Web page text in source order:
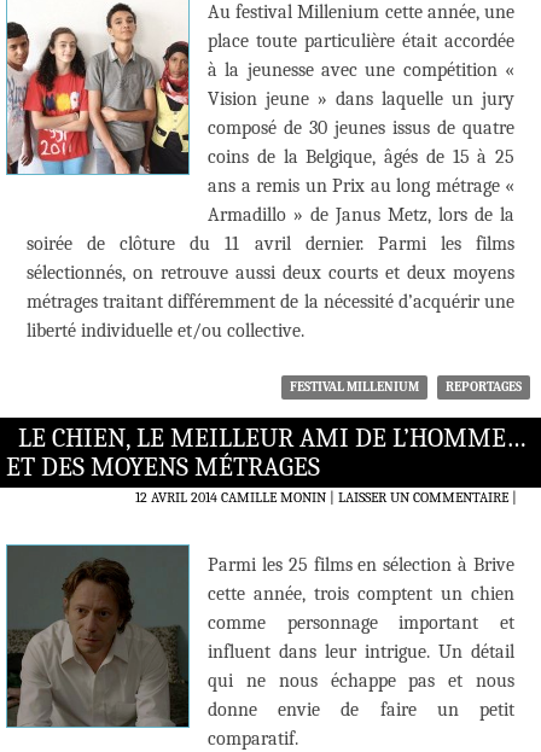
Au festival Millenium cette année, une
place toute particulière était accordée
à la jeunesse avec une compétition «
Vision jeune » dans laquelle un jury
composé de 30 jeunes issus de quatre
coins de la Belgique, âgés de 15 à 25
ans a remis un Prix au long métrage «
Armadillo » de Janus Metz, lors de la
soirée de clôture du 11 avril dernier. Parmi les films
sélectionnés, on retrouve aussi deux courts et deux moyens
métrages traitant différemment de la nécessité d’acquérir une
liberté individuelle et/ou collective.
FESTIVAL MILLENIUM REPORTAGES
LE CHIEN, LE MEILLEUR AMI DE L’HOMME…
ET DES MOYENS MÉTRAGES
12 AVRIL 2014 CAMILLE MONIN LAISSER UN COMMENTAIRE|
Parmi les 25 films en sélection à Brive
cette année, trois comptent un chien
comme personnage important et
influent dans leur intrigue. Un détail
qui ne nous échappe pas et nous
donne envie de faire un petit
comparatif.